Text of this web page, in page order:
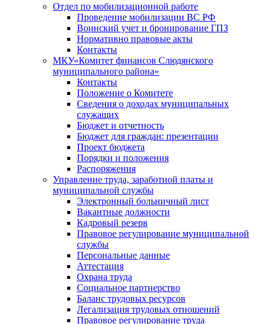
Отдел по мобилизационной работе
Проведение мобилизации ВС РФ
Воинский учет и бронирование ГПЗ
Нормативно правовые акты
Контакты
МКУ«Комитет финансов Слюдянского
муниципального района»
Контакты
Положение о Комитете
Сведения о доходах муниципальных
служащих
Бюджет и отчетность
Бюджет для граждан: презентации
Проект бюджета
Порядки и положения
Распоряжения
Управление труда, заработной платы и
муниципальной службы
Электронный больничный лист
Вакантные должности
Кадровый резерв
Правовое регулирование муниципальной
службы
Персональные данные
Аттестация
Охрана труда
Социальное партнерство
Баланс трудовых ресурсов
Легализация трудовых отношений
Правовое регулирование труда